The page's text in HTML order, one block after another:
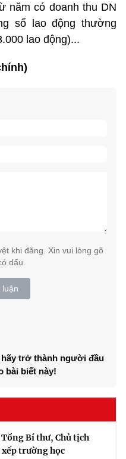
năm có doanh thu DN
số lao động thường
lao động)...
khi đăng. Xin vui lòng gõ
dấu.
trở thành người đầu
bài biết này!
Tổng Bí thư, Chủ tịch
xếp trường học